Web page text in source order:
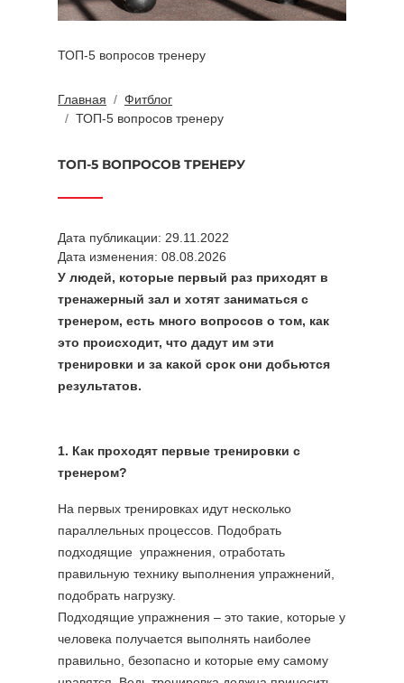
ТОП-5 вопросов тренеру
Главная
Фитблог
ТОП-5 вопросов тренеру
ТОП-5 ВОПРОСОВ ТРЕНЕРУ
Дата публикации: 29.11.2022
Дата изменения: 08.08.2026
У людей, которые первый раз приходят в
тренажерный зал и хотят заниматься с
тренером, есть много вопросов о том, как
это происходит, что дадут им эти
тренировки и за какой срок они добьются
результатов.
1. Как проходят первые тренировки с
тренером?
На первых тренировках идут несколько
параллельных процессов. Подобрать
подходящие упражнения, отработать
правильную технику выполнения упражнений,
подобрать нагрузку.
Подходящие упражнения – это такие, которые у
человека получается выполнять наиболее
правильно, безопасно и которые ему самому